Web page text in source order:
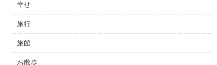
幸せ
旅行
旅館
お散歩